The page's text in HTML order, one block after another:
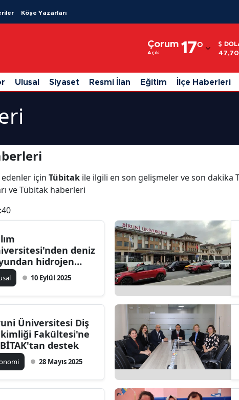
Köşe Yazarları
Çorum
Açık 17°
Adıyaman
Afyonkarahisar
Ağrı
Artvin
Balıkesir
Bilecik
Bingöl
Bitlis
Bolu
Burdur
Bursa
Çanakkale
Çankırı
Ulusal Siyaset Resmi İlan Eğitim İlçe Haberleri
için Tübitak ile ilgili en son gelişmeler ve son dakika
ve Tübitak haberleri
deniz
hidrojen
ve yerli
projeleri
10 Eylül 2025
Üniversitesi Diş
Fakültesi'ne
destek
28 Mayıs 2025